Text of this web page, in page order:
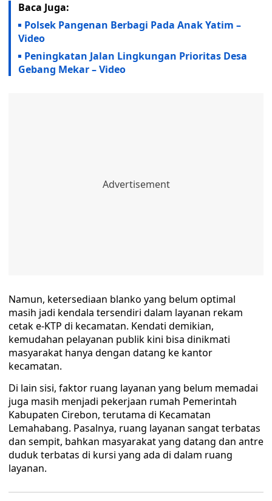
Baca Juga:
Polsek Pangenan Berbagi Pada Anak Yatim –
Video
Peningkatan Jalan Lingkungan Prioritas Desa
Gebang Mekar – Video
Namun, ketersediaan blanko yang belum optimal
masih jadi kendala tersendiri dalam layanan rekam
cetak e-KTP di kecamatan. Kendati demikian,
kemudahan pelayanan publik kini bisa dinikmati
masyarakat hanya dengan datang ke kantor
kecamatan.
Di lain sisi, faktor ruang layanan yang belum memadai
juga masih menjadi pekerjaan rumah Pemerintah
Kabupaten Cirebon, terutama di Kecamatan
Lemahabang. Pasalnya, ruang layanan sangat terbatas
dan sempit, bahkan masyarakat yang datang dan antre
duduk terbatas di kursi yang ada di dalam ruang
layanan.